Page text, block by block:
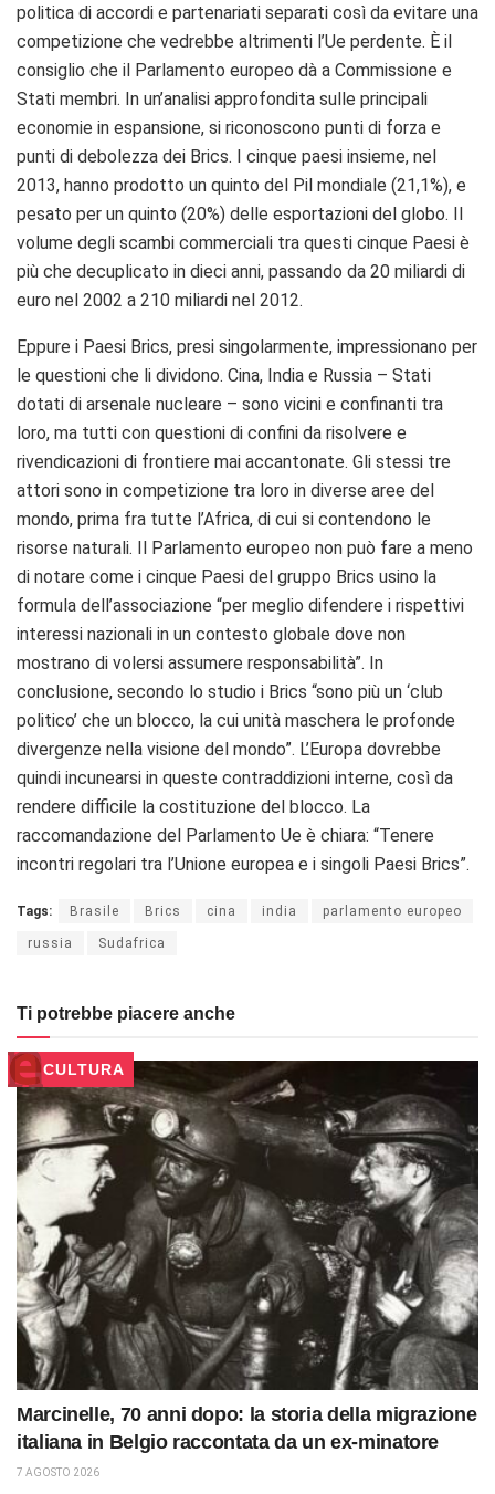
politica di accordi e partenariati separati così da evitare una
competizione che vedrebbe altrimenti l’Ue perdente. È il
consiglio che il Parlamento europeo dà a Commissione e
Stati membri. In un’analisi approfondita sulle principali
economie in espansione, si riconoscono punti di forza e
punti di debolezza dei Brics. I cinque paesi insieme, nel
2013, hanno prodotto un quinto del Pil mondiale (21,1%), e
pesato per un quinto (20%) delle esportazioni del globo. Il
volume degli scambi commerciali tra questi cinque Paesi è
più che decuplicato in dieci anni, passando da 20 miliardi di
euro nel 2002 a 210 miliardi nel 2012.
Eppure i Paesi Brics, presi singolarmente, impressionano per
le questioni che li dividono. Cina, India e Russia – Stati
dotati di arsenale nucleare – sono vicini e confinanti tra
loro, ma tutti con questioni di confini da risolvere e
rivendicazioni di frontiere mai accantonate. Gli stessi tre
attori sono in competizione tra loro in diverse aree del
mondo, prima fra tutte l’Africa, di cui si contendono le
risorse naturali. Il Parlamento europeo non può fare a meno
di notare come i cinque Paesi del gruppo Brics usino la
formula dell’associazione “per meglio difendere i rispettivi
interessi nazionali in un contesto globale dove non
mostrano di volersi assumere responsabilità”. In
conclusione, secondo lo studio i Brics “sono più un ‘club
politico’ che un blocco, la cui unità maschera le profonde
divergenze nella visione del mondo”. L’Europa dovrebbe
quindi incunearsi in queste contraddizioni interne, così da
rendere difficile la costituzione del blocco. La
raccomandazione del Parlamento Ue è chiara: “Tenere
incontri regolari tra l’Unione europea e i singoli Paesi Brics”.
Tags: Brasile Brics cina india parlamento europeo
russia Sudafrica
Ti potrebbe piacere anche
CULTURA
Marcinelle, 70 anni dopo: la storia della migrazione
italiana in Belgio raccontata da un ex-minatore
7 AGOSTO 2026